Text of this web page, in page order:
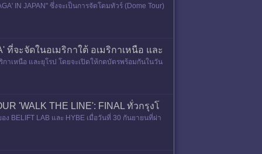
IN JAPAN" ซึ่งจะเป็นการจัดโดมทัวร์ (Dome Tour)
ที่จะจัดในอเมริกาใต้ อเมริกาเหนือ และ
าเหนือ และยุโรป โดยจะเปิดให้กดบัตรพร้อมกันในวัน
'WALK THE LINE': FINAL ทั่วกรุงโ
BELIFT LAB และ HYBE เมื่อวันที่ 30 กันยายนที่ผ่า